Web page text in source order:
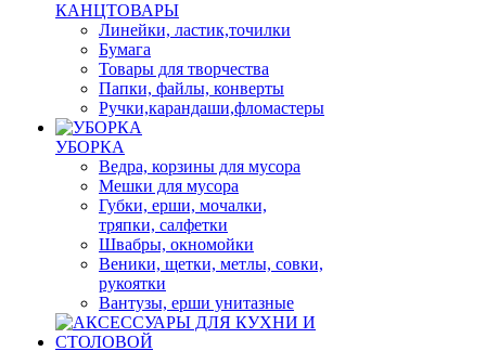
КАНЦТОВАРЫ
Линейки, ластик,точилки
Бумага
Товары для творчества
Папки, файлы, конверты
Ручки,карандаши,фломастеры
УБОРКА
Ведра, корзины для мусора
Мешки для мусора
Губки, ерши, мочалки,
тряпки, салфетки
Швабры, окномойки
Веники, щетки, метлы, совки,
рукоятки
Вантузы, ерши унитазные